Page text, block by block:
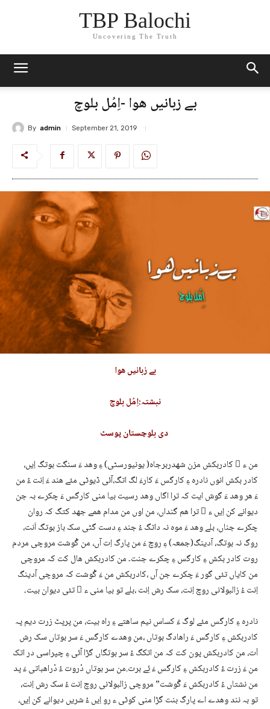
TBP Balochi
Uncovering The Truth
بے زبانیں ھوا -اِمُل بلوچ
By admin September 21, 2019
بے زبانیں ھوا
نبشتہ:اِمُل بلوچ
من ء ُ کادربکش مزن شھدربرجاہ( یونیورسٹی) ءِ وھد ءَ سنگت بوتگ اِیں،
کادر بکش انوں نادرہ ءِ کارگس ءَ کارءَ لگ اتگ،آئی ڈیوٹی مئے ھند ءَ اِنت ءُ من
ءَ ھر وھد ءَ گوش ایت کہ ترا اگاں وھد رسیت بیا منی کارگس ءَ چکرے بہ جن
دیوانے کن اِیں ء ُ ترا ھم گنداں، من اوں من مدام ھمے جھد کتگ کہ روان
چکرے جناں، بلے وھد ءَ موہ نہ داتگ ءُ جند ءِ دست گٹی سک باز بوتگ اَنت،
روگ نہ بوتگ، آدینگ(جمعہ) ءِ روچ ءَ من پارگ اِت آں، من گْوشت مروچی مردم
روت کادر بکش ءِ کارگس ءِ چکرے جنت۔ من کادربکش ھال کت کہ مروچی
من کایاں تئی گور ءَ چکرے جن آں ،کادربکش من ءَ گْوشت کہ مروچی آدینگ
اِنت ءُ زالبولانی روچ اِنت، سک رش اِنت ،بلے تو بیا منی ء ُ تئی دیوان بیت۔
نادرہ ءِ کارگس مئے لوگ ءَ کساس نیم ساھتے ءِ راہ بیت، من پرپٹ زرت دیم پہ
کادربکش ءِ کارگس ءَ راھادگ بوتاں ،من وھدے کارگس ءَ سر بوتاں سک رش
اَت، من کادربکش پون کت کہ من اتکگ ءُ سر بوتگاں گڑا آئی ءِ چپراسی در اتک
من ءَ زرت ءُ کادربکش ءِ کارگس ءَ ئِے برت.من سر بوتاں دْروت ءُ دْراھباتی ءَ پد
من نشتاں ءُ کادربکش ءَ گْوشت” مروچی زالبولانی روچ اِنت ءُ سک رش اِنت،
تو بہ نند وھدے اے پارگ بنت گڑا منی کوٹی ء رو اِیں ءُ شریں دیوانے کن اِیں،